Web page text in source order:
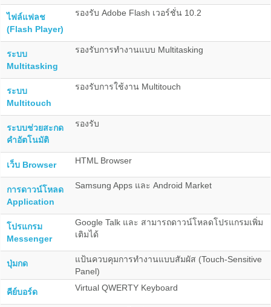
ไฟล์แฟลช
(Flash Player)
รองรับ Adobe Flash เวอร์ชั่น 10.2
ระบบ
Multitasking
รองรับการทำงานแบบ Multitasking
ระบบ
Multitouch
รองรับการใช้งาน Multitouch
ระบบช่วยสะกด
คำอัตโนมัติ
รองรับ
เว็บ Browser HTML Browser
การดาวน์โหลด
Application
Samsung Apps และ Android Market
โปรแกรม
Messenger
Google Talk และ สามารถดาวน์โหลดโปรแกรมเพิ่ม
เติมได้
ปุ่มกด
แป้นควบคุมการทำงานแบบสัมผัส (Touch-Sensitive
Panel)
คีย์บอร์ด Virtual QWERTY Keyboard